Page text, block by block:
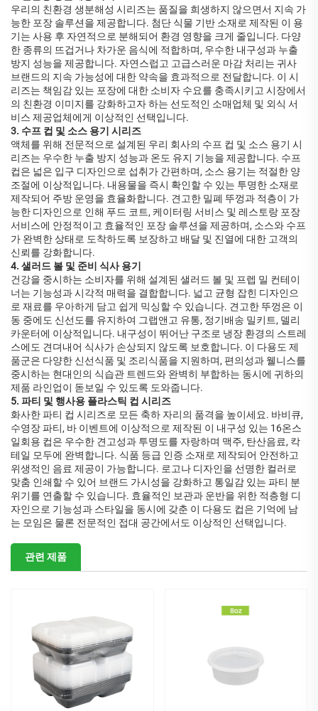
우리의 친환경 생분해성 시리즈는 품질을 희생하지 않으면서 지속 가
능한 포장 솔루션을 제공합니다. 첨단 식물 기반 소재로 제작된 이 용
기는 사용 후 자연적으로 분해되어 환경 영향을 크게 줄입니다. 다양
한 종류의 뜨겁거나 차가운 음식에 적합하며, 우수한 내구성과 누출
방지 성능을 제공합니다. 자연스럽고 고급스러운 마감 처리는 귀사
브랜드의 지속 가능성에 대한 약속을 효과적으로 전달합니다. 이 시
리즈는 책임감 있는 포장에 대한 소비자 수요를 충족시키고 시장에서
의 친환경 이미지를 강화하고자 하는 선도적인 소매업체 및 외식 서
비스 제공업체에게 이상적인 선택입니다.
3. 수프 컵 및 소스 용기 시리즈
액체를 위해 전문적으로 설계된 우리 회사의 수프 컵 및 소스 용기 시
리즈는 우수한 누출 방지 성능과 온도 유지 기능을 제공합니다. 수프
컵은 넓은 입구 디자인으로 섭취가 간편하며, 소스 용기는 적절한 양
조절에 이상적입니다. 내용물을 즉시 확인할 수 있는 투명한 소재로
제작되어 주방 운영을 효율화합니다. 견고한 밀폐 뚜껑과 적층이 가
능한 디자인으로 인해 푸드 코트, 케이터링 서비스 및 레스토랑 포장
서비스에 안정적이고 효율적인 포장 솔루션을 제공하며, 소스와 수프
가 완벽한 상태로 도착하도록 보장하고 배달 및 진열에 대한 고객의
신뢰를 강화합니다.
4. 샐러드 볼 및 준비 식사 용기
건강을 중시하는 소비자를 위해 설계된 샐러드 볼 및 프렙 밀 컨테이
너는 기능성과 시각적 매력을 결합합니다. 넓고 균형 잡힌 디자인으
로 재료를 우아하게 담고 쉽게 믹싱할 수 있습니다. 견고한 뚜껑은 이
동 중에도 신선도를 유지하여 그랩앤고 유통, 정기배송 밀키트, 델리
카운터에 이상적입니다. 내구성이 뛰어난 구조로 냉장 환경의 스트레
스에도 견뎌내어 식사가 손상되지 않도록 보호합니다. 이 다용도 제
품군은 다양한 신선식품 및 조리식품을 지원하며, 편의성과 웰니스를
중시하는 현대인의 식습관 트렌드와 완벽히 부합하는 동시에 귀하의
제품 라인업이 돋보일 수 있도록 도와줍니다.
5. 파티 및 행사용 플라스틱 컵 시리즈
화사한 파티 컵 시리즈로 모든 축하 자리의 품격을 높이세요. 바비큐,
수영장 파티, 바 이벤트에 이상적으로 제작된 이 내구성 있는 16온스
일회용 컵은 우수한 견고성과 투명도를 자랑하며 맥주, 탄산음료, 칵
테일 모두에 완벽합니다. 식품 등급 인증 소재로 제작되어 안전하고
위생적인 음료 제공이 가능합니다. 로고나 디자인을 선명한 컬러로
맞춤 인쇄할 수 있어 브랜드 가시성을 강화하고 통일감 있는 파티 분
위기를 연출할 수 있습니다. 효율적인 보관과 운반을 위한 적층형 디
자인으로 기능성과 스타일을 동시에 갖춘 이 다용도 컵은 기억에 남
는 모임은 물론 전문적인 접대 공간에서도 이상적인 선택입니다.
관련 제품